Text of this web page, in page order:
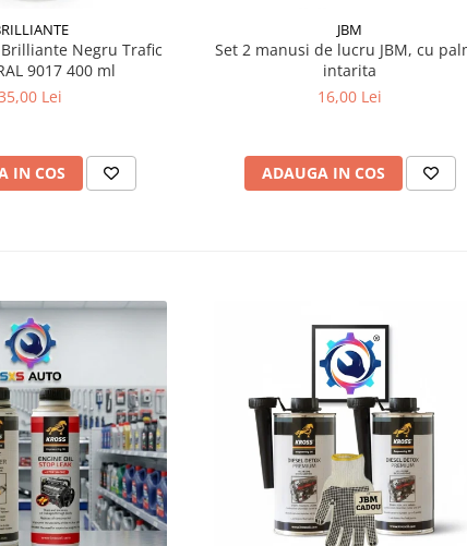
Negru Trafic
9017 400 ml
Lei
IN COS
JBM
Set 2 manusi de lucru JBM, cu
intarita
16,00 Lei
ADAUGA IN COS